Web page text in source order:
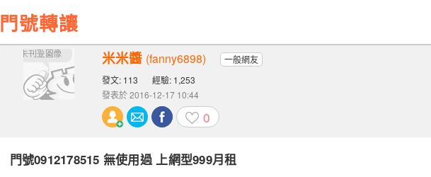
門號轉讓
米米醬 (fanny6898)
一般網友
發文: 113
經驗: 1,253
發表於 2016-12-17 10:44
0
門號0912178515 無使用過 上網型999月租